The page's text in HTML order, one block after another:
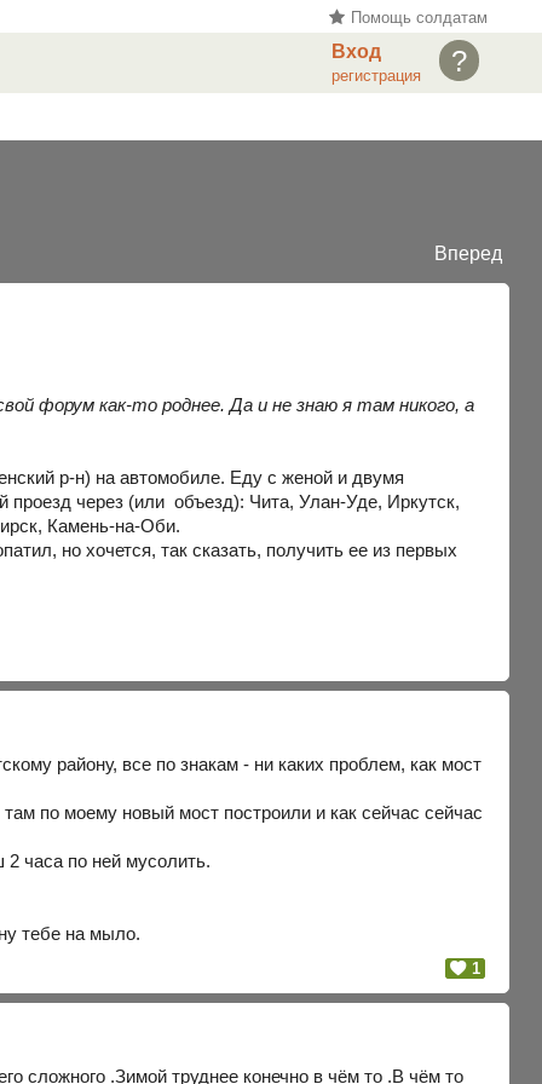
Помощь солдатам
?
Вход
регистрация
Вперед
форум как-то роднее. Да и не знаю я там никого, а
р-н) на автомобиле. Еду с женой и двумя
через (или объезд): Чита, Улан-Уде, Иркутск,
Камень-на-Оби.
но хочется, так сказать, получить ее из первых
району, все по знакам - ни каких проблем, как мост
по моему новый мост построили и как сейчас сейчас
2 часа по ней мусолить.
тебе на мыло.
1
сложного .Зимой труднее конечно в чём то .В чём то